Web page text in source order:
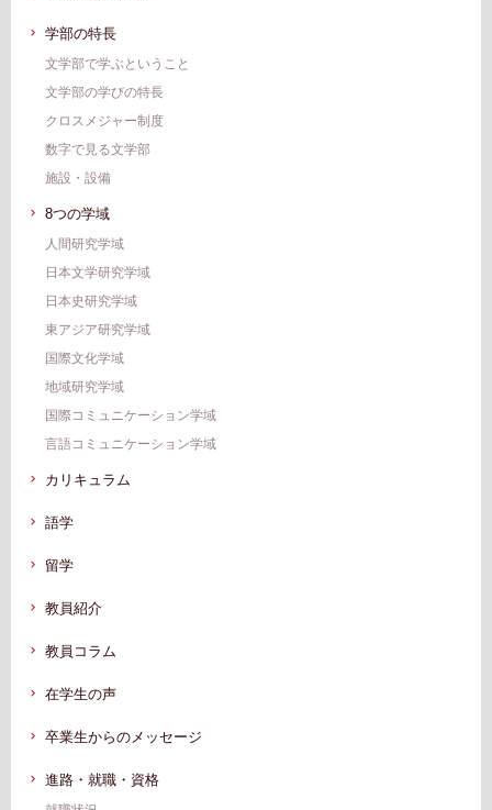
学部の特⻑
⽂学部で学ぶということ
⽂学部の学びの特長
クロスメジャー制度
数字で⾒る⽂学部
施設・設備
8つの学域
人間研究学域
日本文学研究学域
日本史研究学域
東アジア研究学域
国際文化学域
地域研究学域
国際コミュニケーション学域
言語コミュニケーション学域
カリキュラム
語学
留学
教員紹介
教員コラム
在学生の声
卒業生からのメッセージ
進路・就職・資格